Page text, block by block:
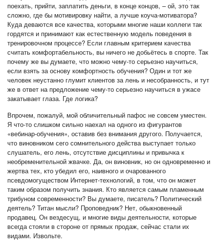
поехать, прийти, заплатить деньги, в конце концов, – ой, это так
сложно, где бы мотивировку найти, а лучше коуча-мотиватора?
Куда деваются все качества, которыми многие наши коллеги так
гордятся и принимают как естественную модель поведения в
тренировочном процессе? Если главным критерием качества
считать комфортабельность, вы ничего не добьётесь в спорте. Так
почему же вы думаете, что можно чему-то серьезно научиться,
если взять за основу комфортность обучения? Один и тот же
человек неустанно глумит клиентов за лень и несобранность, и тут
же в ответ на предложение чему-то серьезно научиться в ужасе
закатывает глаза. Где логика?
Впрочем, пожалуй, мой обличительный пафос не совсем уместен.
Я что-то слишком сильно наехал на одного из фигурантов
«вебинар-обучения», оставив без внимания другого. Получается,
что виновником сего сомнительного действа выступает только
слушатель, его лень, отсутствие дисциплины и привычка к
необременительной жвачке. Да, он виновник, но он одновременно и
жертва тех, кто убедил его, наивного и очарованного
псевдомогуществом Интернет-технологий, в том, что он может
таким образом получить знания. Кто является самым пламенным
трибуном современности? Вы думаете, писатель? Политический
деятель? Титан мысли? Проповедник? Нет, обыкновенный
продавец. Он вездесущ, и многие виды деятельности, которые
всегда стояли в стороне от прямых продаж, сейчас стали их
видами. Извольте.